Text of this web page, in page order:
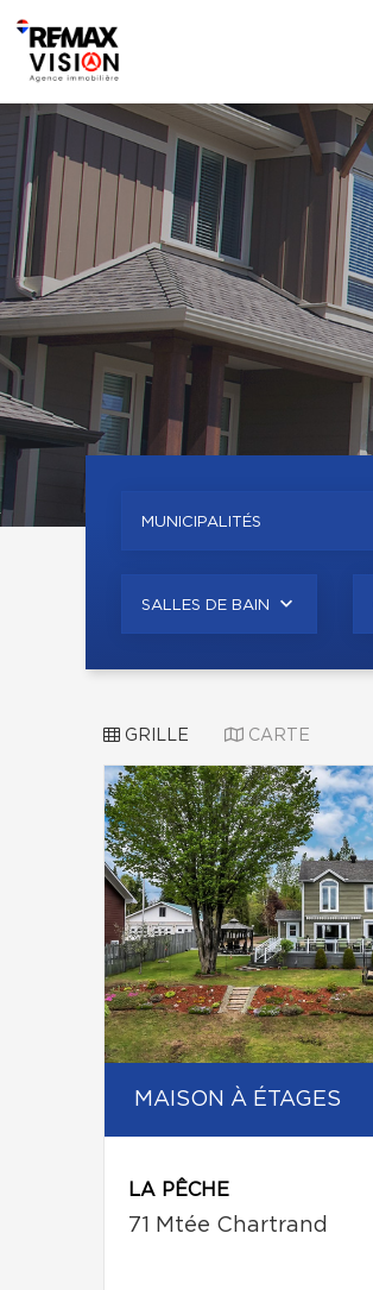
MUNICIPALITÉS
SALLES DE BAIN
GRILLE CARTE
MAISON À ÉTAGES
LA PÊCHE
71 Mtée Chartrand